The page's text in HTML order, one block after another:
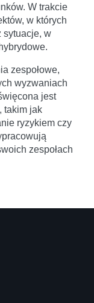
W trakcie
w których
sytuacje, w
zespołowe,
wyzwaniach
jest
takim jak
ryzykiem czy
zespołach